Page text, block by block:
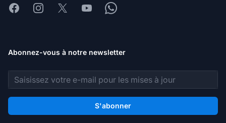
FacebookInstagram
X YoutubeWhatsapp
Abonnez-vous à notre newsletter
Adresse e-mail
S'abonner